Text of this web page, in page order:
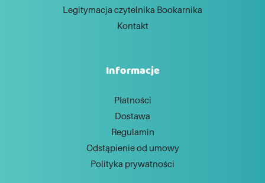
Legitymacja czytelnika Bookarnika
Kontakt
Informacje
Płatności
Dostawa
Regulamin
Odstąpienie od umowy
Polityka prywatności